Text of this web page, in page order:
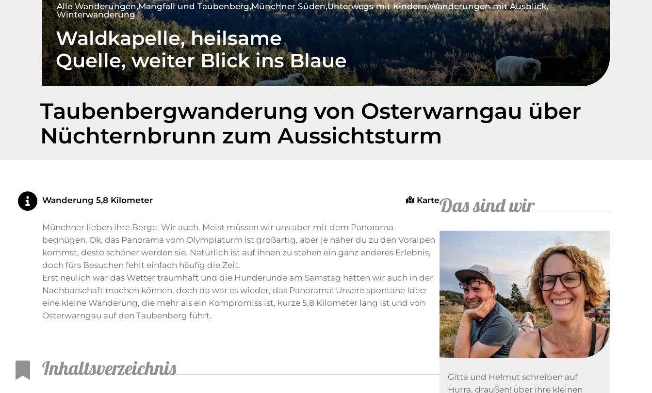
Alle Wanderungen Mangfall und Taubenberg Münchner Süden Unterwegs mit Kindern Wanderungen mit Ausblick
Winterwanderung
Waldkapelle, heilsame
Quelle, weiter Blick ins Blaue
Taubenbergwanderung von Osterwarngau über
Nüchternbrunn zum Aussichtsturm
Wanderung 5,8 Kilometer Karte
Münchner lieben ihre Berge. Wir auch. Meist müssen wir uns aber mit dem Panorama
begnügen. Ok, das Panorama vom Olympiaturm ist großartig, aber je näher du zu den Voralpen
kommst, desto schöner werden sie. Natürlich ist auf ihnen zu stehen ein ganz anderes Erlebnis,
doch fürs Besuchen fehlt einfach häufig die Zeit.
Erst neulich war das Wetter traumhaft und die Hunderunde am Samstag hätten wir auch in der
Nachbarschaft machen können, doch da war es wieder, das Panorama! Unsere spontane Idee:
eine kleine Wanderung, die mehr als ein Kompromiss ist, kurze 5,8 Kilometer lang ist und von
Osterwarngau auf den Taubenberg führt.
Inhaltsverzeichnis
Das sind wir
Gitta und Helmut schreiben auf
Hurra, draußen! über ihre kleinen